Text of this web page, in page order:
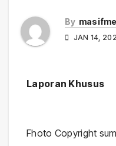
By
JAN 14,
Laporan Khusus
Fhoto Copyright